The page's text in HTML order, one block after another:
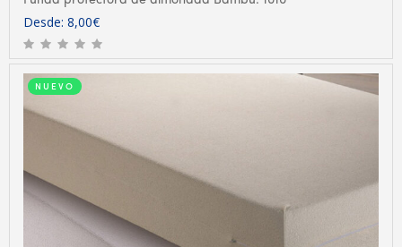
Desde: 8,00€
NUEVO